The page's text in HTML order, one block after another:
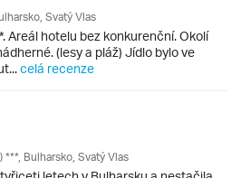
Svatý Vlas
Areál hotelu bez konkurenční. Okolí
(lesy a pláž) Jídlo bylo ve
celá recenze
***, Bulharsko, Svatý Vlas